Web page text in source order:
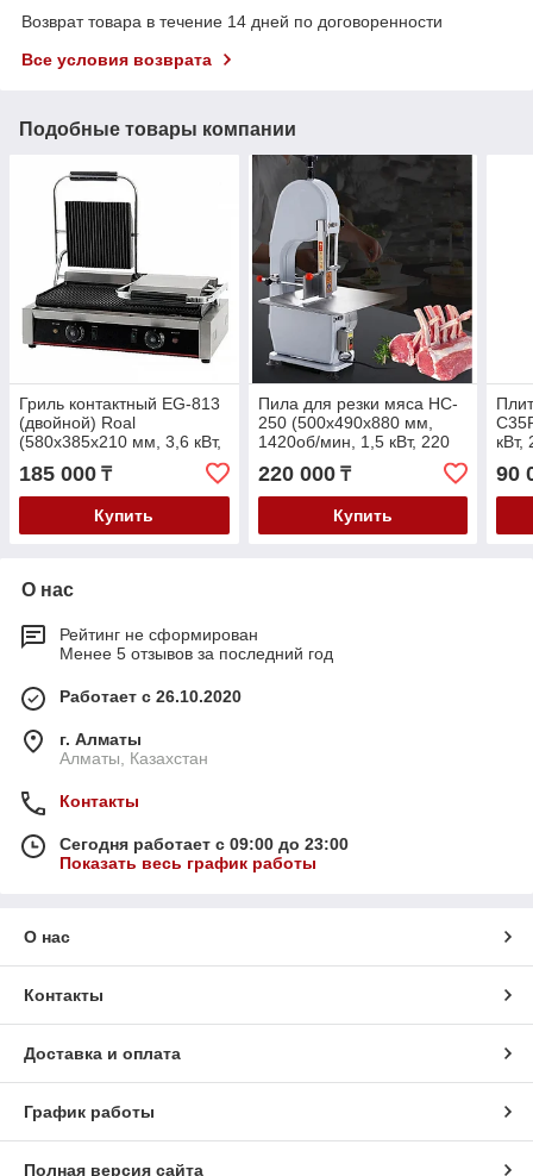
Возврат товара в течение 14 дней по договоренности
Все условия возврата
Подобные товары компании
Гриль контактный EG-813
(двойной) Roal
(580х385х210 мм, 3,6 кВт,
185 000 ₸
Купить
Пила для резки мяса HC-
250 (500х490х880 мм,
1420об/мин, 1,5 кВт, 220
220 000₸
Купить
кВт,
90
О нас
Рейтинг не сформирован
Менее 5 отзывов за последний год
Работает с 26.10.2020
г. Алматы
Алматы, Казахстан
Контакты
Сегодня работает с 09:00 до 23:00
Показать весь график работы
О нас
Контакты
Доставка и оплата
График работы
Полная версия сайта